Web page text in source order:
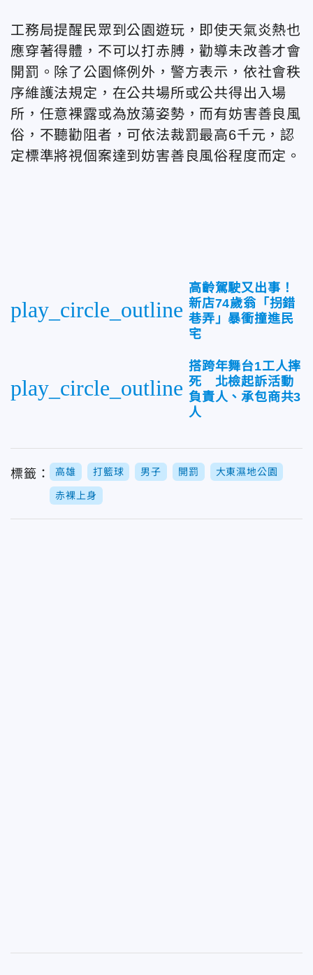
工務局提醒民眾到公園遊玩，即使天氣炎熱也
應穿著得體，不可以打赤膊，勸導未改善才會
開罰。除了公園條例外，警方表示，依社會秩
序維護法規定，在公共場所或公共得出入場
所，任意裸露或為放蕩姿勢，而有妨害善良風
俗，不聽勸阻者，可依法裁罰最高6千元，認
定標準將視個案達到妨害善良風俗程度而定。
play_circle_outline
高齡駕駛又出事！
新店74歲翁「拐錯
巷弄」暴衝撞進民
宅
play_circle_outline
搭跨年舞台1工人摔
死 北檢起訴活動
負責人、承包商共3
人
標籤： 高雄 打籃球 男子 開罰 大東濕地公園
赤裸上身